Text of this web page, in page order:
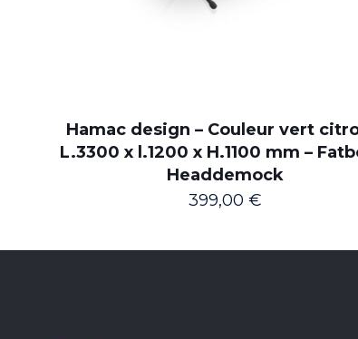
Hamac design – Couleur vert
L.3300 x l.1200 x H.1100 mm –
Headdemock
399,00 €